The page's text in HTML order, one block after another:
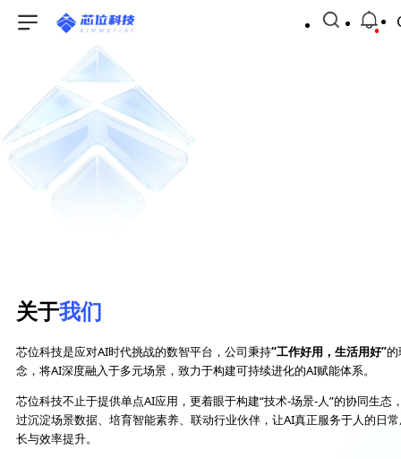
关于我们
芯位科技是应对AI时代挑战的数智平台，公司秉持“工作好用，生活用好”的
念，将AI深度融入于多元场景，致力于构建可持续进化的AI赋能体系。
芯位科技不止于提供单点AI应用，更着眼于构建“技术-场景-人”的协同生态
过沉淀场景数据、培育智能素养、联动行业伙伴，让AI真正服务于人的日
长与效率提升。